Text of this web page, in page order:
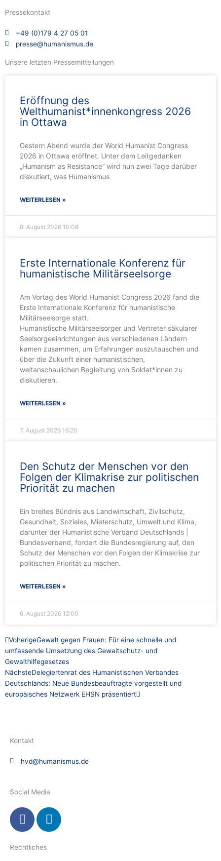
Pressekontakt
+49 (0)179 4 27 05 01
presse@humanismus.de
Unsere letzten Pressemitteilungen
Eröffnung des
Welthumanist*innenkongress 2026
in Ottawa
Gestern Abend wurde der World Humanist Congress
2026 in Ottawa eröffnet. Unter dem Leitgedanken
„Humanism as Resistance“ wird nun zwei Tage darüber
diskutiert, was Humanismus
WEITERLESEN »
8. August 2026 10:08
Erste Internationale Konferenz für
humanistische Militärseelsorge
Am Vortag des World Humanist Congress 2026 fand die
Erste Internationale Konferenz für humanistische
Militärseelsorge statt.
Humanistische Militärseelsorger und Vertreter säkularer
Seelsorgeeinrichtungen aus verschiedenen Ländern
kamen zusammen, um Erfahrungen auszutauschen und
über die Zukunft einer humanistischen,
weltanschaulichen Begleitung von Soldat*innen zu
diskutieren.
WEITERLESEN »
7. August 2026 16:20
Den Schutz der Menschen vor den
Folgen der Klimakrise zur politischen
Priorität zu machen
Ein breites Bündnis aus Landwirtschaft, Zivilschutz,
Gesundheit, Soziales, Mieterschutz, Umwelt und Klima,
darunter der Humanistische Verband Deutschlands |
Bundesverband, fordert die Bundesregierung auf, den
Schutz der Menschen vor den Folgen der Klimakrise zur
politischen Priorität zu machen.
WEITERLESEN »
6. August 2026 12:00
Zurück
VoherigeGewalt gegen Frauen: Für eine schnelle und
umfassende Umsetzung des Gewaltschutz- und
Gewalthilfegesetzes
NächsteDelegiertenrat des Humanistischen Verbandes
Deutschlands: Neue Bundesbeauftragte vorgestellt und
europäisches Netzwerk EHSN präsentiert
Nächster
Kontakt
hvd@humanismus.de
Social Media
F
a
e
L
i
Rechtliches